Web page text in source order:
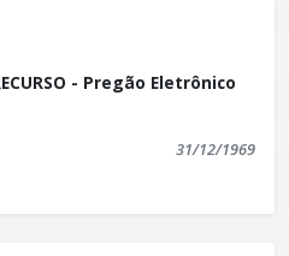
- Pregão Eletrônico
31/12/1969